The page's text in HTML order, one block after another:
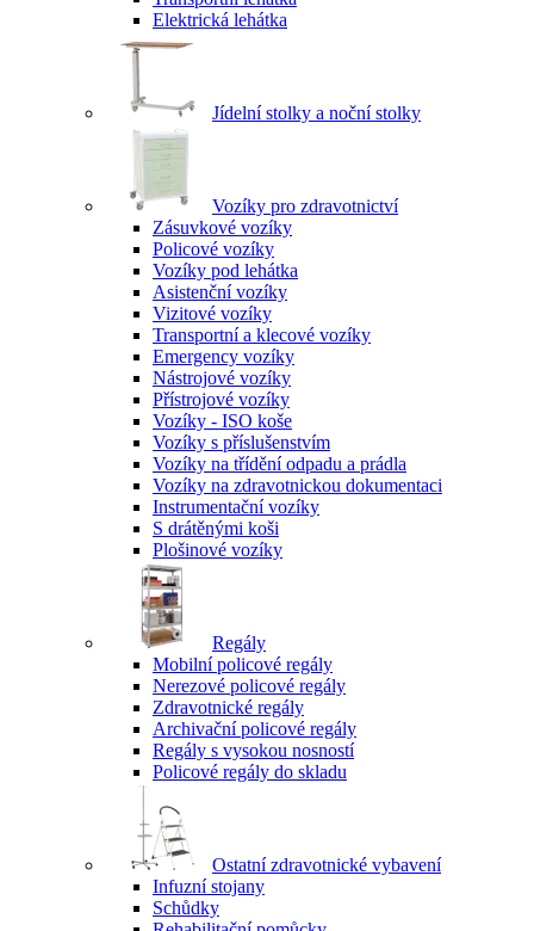
Elektrická lehátka
Jídelní stolky a noční stolky
Vozíky pro zdravotnictví
Zásuvkové vozíky
Policové vozíky
Vozíky pod lehátka
Asistenční vozíky
Vizitové vozíky
Transportní a klecové vozíky
Emergency vozíky
Nástrojové vozíky
Přístrojové vozíky
Vozíky - ISO koše
Vozíky s příslušenstvím
Vozíky na třídění odpadu a prádla
Vozíky na zdravotnickou dokumentaci
Instrumentační vozíky
S drátěnými koši
Plošinové vozíky
Regály
Mobilní policové regály
Nerezové policové regály
Zdravotnické regály
Archivační policové regály
Regály s vysokou nosností
Policové regály do skladu
Ostatní zdravotnické vybavení
Infuzní stojany
Schůdky